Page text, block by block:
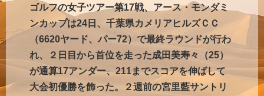
ゴルフの女子ツアー第17戦、アース・モンダミ
ンカップは24日、千葉県カメリアヒルズＣＣ
（6620ヤード、パー72）で最終ラウンドが行わ
れ、２日目から首位を走った成田美寿々（25）
が通算17アンダー、211までスコアを伸ばして
大会初優勝を飾った。２週前の宮里藍サントリ